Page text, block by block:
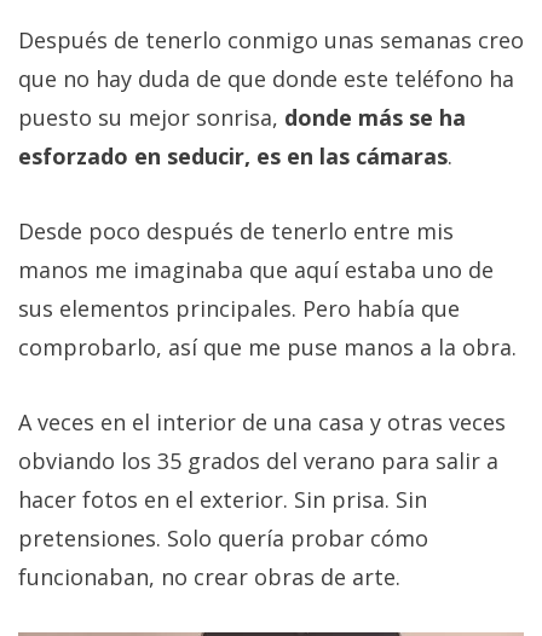
Después de tenerlo conmigo unas semanas creo
que no hay duda de que donde este teléfono ha
puesto su mejor sonrisa, donde más se ha
esforzado en seducir, es en las cámaras.
Desde poco después de tenerlo entre mis
manos me imaginaba que aquí estaba uno de
sus elementos principales. Pero había que
comprobarlo, así que me puse manos a la obra.
A veces en el interior de una casa y otras veces
obviando los 35 grados del verano para salir a
hacer fotos en el exterior. Sin prisa. Sin
pretensiones. Solo quería probar cómo
funcionaban, no crear obras de arte.